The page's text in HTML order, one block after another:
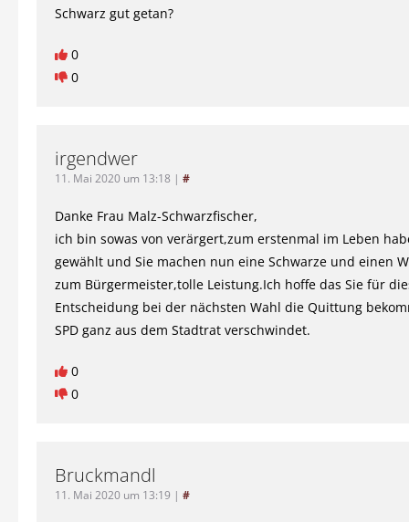
Schwarz gut getan?
0
0
irgendwer
11. Mai 2020 um 13:18 | #
Danke Frau Malz-Schwarzfischer,
ich bin sowas von verärgert,zum erstenmal im Leben
gewählt und Sie machen nun eine Schwarze und einen
zum Bürgermeister,tolle Leistung.Ich hoffe das Sie für
Entscheidung bei der nächsten Wahl die Quittung
SPD ganz aus dem Stadtrat verschwindet.
0
0
Bruckmandl
11. Mai 2020 um 13:19 | #